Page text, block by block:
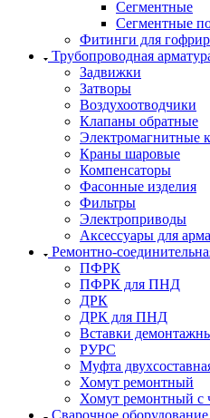
Сегментные
Сегментные по
Фитинги для
Трубопроводная
Задвижки
Затворы
Воздухоотводчики
Клапаны обратные
Электромагнитные
Краны шаровые
Компенсаторы
Фасонные изделия
Фильтры
Электроприводы
Аксессуары для
Ремонтно-
ПФРК
ПФРК для ПНД
ДРК
ДРК для ПНД
Вставки
РУРС
Муфта
Хомут ремонтный
Хомут ремонтный с
Сварочное оборудование